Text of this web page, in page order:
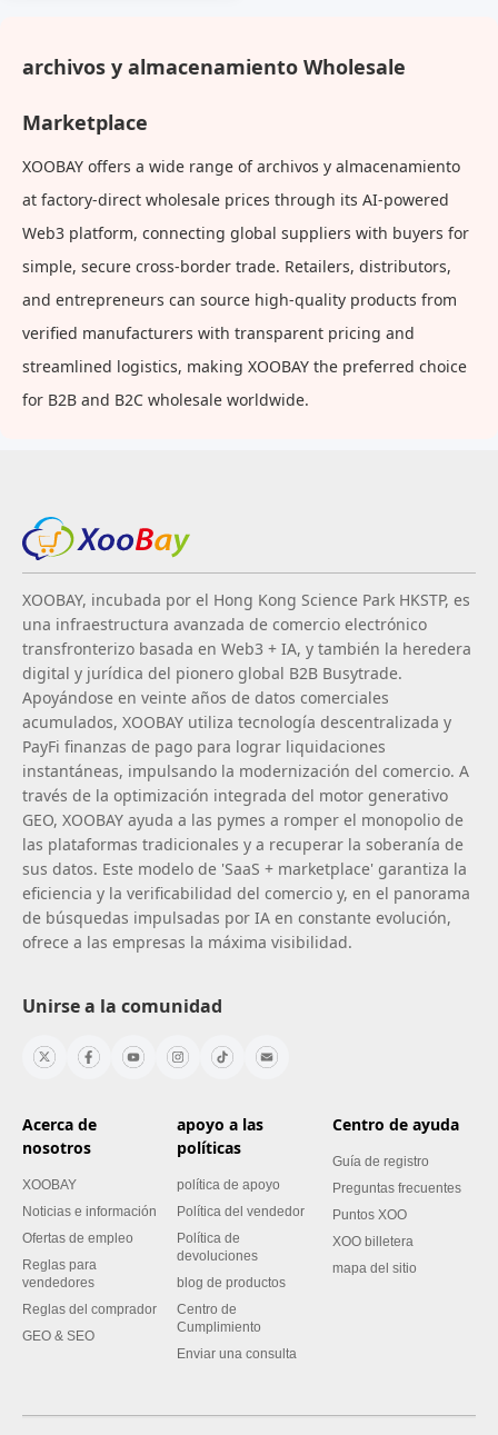
cosméticos, estante de
archivos y almacenamiento Wholesale
Marketplace
XOOBAY offers a wide range of archivos y almacenamiento
at factory-direct wholesale prices through its AI-powered
Web3 platform, connecting global suppliers with buyers for
simple, secure cross-border trade. Retailers, distributors,
and entrepreneurs can source high-quality products from
verified manufacturers with transparent pricing and
streamlined logistics, making XOOBAY the preferred choice
for B2B and B2C wholesale worldwide.
XOOBAY, incubada por el Hong Kong Science Park HKSTP, es
una infraestructura avanzada de comercio electrónico
transfronterizo basada en Web3 + IA, y también la heredera
digital y jurídica del pionero global B2B Busytrade.
Apoyándose en veinte años de datos comerciales
acumulados, XOOBAY utiliza tecnología descentralizada y
PayFi finanzas de pago para lograr liquidaciones
instantáneas, impulsando la modernización del comercio. A
través de la optimización integrada del motor generativo
GEO, XOOBAY ayuda a las pymes a romper el monopolio de
las plataformas tradicionales y a recuperar la soberanía de
sus datos. Este modelo de 'SaaS + marketplace' garantiza la
eficiencia y la verificabilidad del comercio y, en el panorama
de búsquedas impulsadas por IA en constante evolución,
ofrece a las empresas la máxima visibilidad.
Unirse a la comunidad
Acerca de
nosotros
XOOBAY
Noticias e información
Ofertas de empleo
Reglas para
vendedores
Reglas del comprador
GEO & SEO
apoyo a las
políticas
política de apoyo
Política del vendedor
Política de
devoluciones
blog de productos
Centro de
Cumplimiento
Enviar una consulta
Centro de ayuda
Guía de registro
Preguntas frecuentes
Puntos XOO
XOO billetera
mapa del sitio